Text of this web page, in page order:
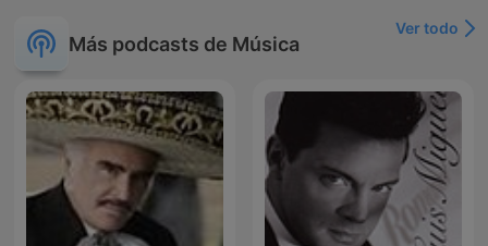
Más podcasts de Música
Ver todo